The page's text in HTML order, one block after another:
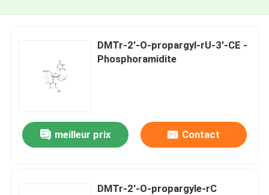
DMTr-2'-O-propargyl-rU-3'-CE -
Phosphoramidite
meilleur prix Contact
DMTr-2'-O-propargyle-rC